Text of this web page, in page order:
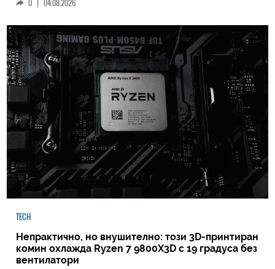
0 | 04.08.2026
TECH
Непрактично, но внушително: този 3D-принтиран
комин охлажда Ryzen 7 9800X3D с 19 градуса без
вентилатори